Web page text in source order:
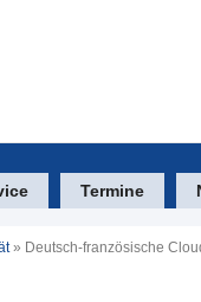
Termine
» Deutsch-französische